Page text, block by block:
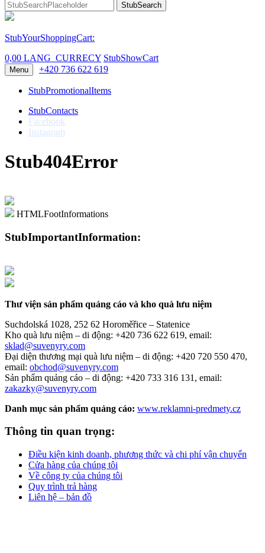
StubSearch
StubYourShoppingCart:
0,00 LANG_CURRECY StubShowCart
Menu +420 736 622 619
StubPromotionalItems
StubContacts
Facebook
Instagram
Stub404Error
HTMLFootInformations
StubImportantInformation:
Thư viện sản phẩm quảng cáo và kho quà lưu niệm
Suchdolská 1028, 252 62 Horoměřice – Statenice
Kho quà lưu niệm – di động: +420 736 622 619, email:
sklad@suvenyry.com
Đại diện thương mại quà lưu niệm – di động: +420 720 550 470,
email: obchod@suvenyry.com
Sản phẩm quảng cáo – di động: +420 733 316 131, email:
zakazky@suvenyry.com
Danh mục sản phẩm quảng cáo: www.reklamni-predmety.cz
Thông tin quan trọng:
Điều kiện kinh doanh, phương thức và chi phí vận chuyển
Cửa hàng của chúng tôi
Về công ty của chúng tôi
Quy trình trả hàng
Liên hệ – bản đồ